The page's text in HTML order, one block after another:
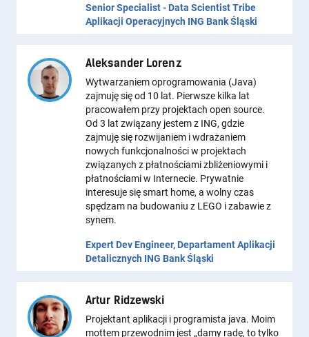
Senior Specialist - Data Scientist Tribe
Aplikacji Operacyjnych ING Bank Śląski
Aleksander Lorenz
Wytwarzaniem oprogramowania (Java)
zajmuję się od 10 lat. Pierwsze kilka lat
pracowałem przy projektach open source.
Od 3 lat związany jestem z ING, gdzie
zajmuję się rozwijaniem i wdrażaniem
nowych funkcjonalności w projektach
związanych z płatnościami zbliżeniowymi i
płatnościami w Internecie. Prywatnie
interesuje się smart home, a wolny czas
spędzam na budowaniu z LEGO i zabawie z
synem.
Expert Dev Engineer, Departament Aplikacji
Detalicznych ING Bank Śląski
Artur Ridzewski
Projektant aplikacji i programista java. Moim
mottem przewodnim jest „damy radę, to tylko